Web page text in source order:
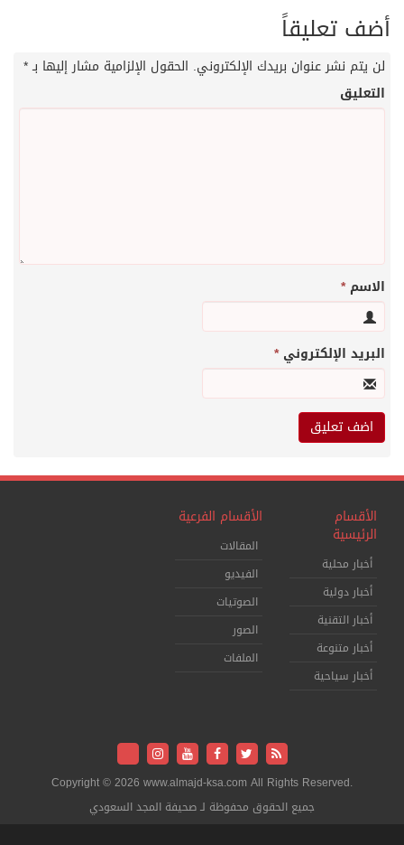
أضف تعليقاً
لن يتم نشر عنوان بريدك الإلكتروني. الحقول الإلزامية مشار إليها بـ*
التعليق
الاسم*
البريد الإلكتروني*
الأقسام
الرئيسية
أخبار محلية
أخبار دولية
أخبار التقنية
أخبار متنوعة
أخبار سياحية
الأقسام الفرعية
المقالات
الفيديو
الصوتيات
الصور
الملفات
Copyright © 2026 www.almajd-ksa.com All Rights Reserved.
جميع الحقوق محفوظة لـ صحيفة المجد السعودي